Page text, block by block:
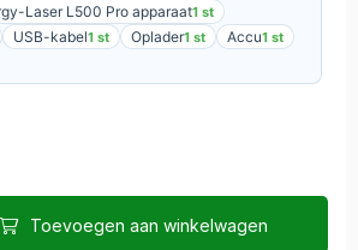
Laser L500 Pro apparaat1 st
USB-kabel1 st Oplader1 st Accu1 st
Toevoegen aan winkelwagen